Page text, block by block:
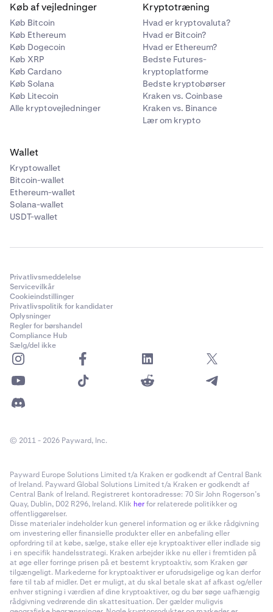
Køb af vejledninger
Køb Bitcoin
Køb Ethereum
Køb Dogecoin
Køb XRP
Køb Cardano
Køb Solana
Køb Litecoin
Alle kryptovejledninger
Kryptotræning
Hvad er kryptovaluta?
Hvad er Bitcoin?
Hvad er Ethereum?
Bedste Futures-
kryptoplatforme
Bedste kryptobørser
Kraken vs. Coinbase
Kraken vs. Binance
Lær om krypto
Wallet
Kryptowallet
Bitcoin-wallet
Ethereum-wallet
Solana-wallet
USDT-wallet
Privatlivsmeddelelse
Servicevilkår
Cookieindstillinger
Privatlivspolitik for kandidater
Oplysninger
Regler for børshandel
Compliance Hub
Sælg/del ikke
© 2011 - 2026 Payward, Inc.
Payward Europe Solutions Limited t/a Kraken er godkendt af Central Bank
of Ireland. Payward Global Solutions Limited t/a Kraken er godkendt af
Central Bank of Ireland. Registreret kontoradresse: 70 Sir John Rogerson’s
Quay, Dublin, D02 R296, Ireland. Klik herfor relaterede politikker og
offentliggørelser.
Disse materialer indeholder kun generel information og er ikke rådgivning
om investering eller finansielle produkter eller en anbefaling eller
opfordring til at købe, sælge, stake eller eje kryptoaktiver eller indlade sig
i en specifik handelsstrategi. Kraken arbejder ikke nu eller i fremtiden på
at øge eller forringe prisen på et bestemt kryptoaktiv, som Kraken gør
tilgængeligt. Markederne for kryptoaktiver er uforudsigelige og kan derfor
føre til tab af midler. Det er muligt, at du skal betale skat af afkast og/eller
enhver stigning i værdien af dine kryptoaktiver, og du bør søge uafhængig
rådgivning vedrørende din skattesituation. Der gælder muligvis